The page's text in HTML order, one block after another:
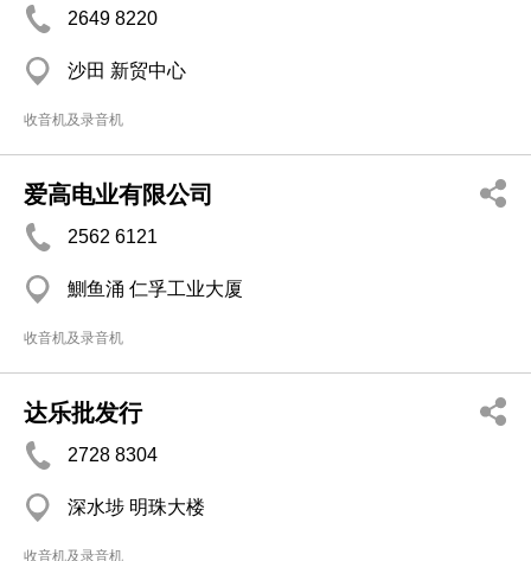
2649 8220
沙田 新贸中心
收音机及录音机
爱高电业有限公司
2562 6121
鰂鱼涌 仁孚工业大厦
收音机及录音机
达乐批发行
2728 8304
深水埗 明珠大楼
收音机及录音机